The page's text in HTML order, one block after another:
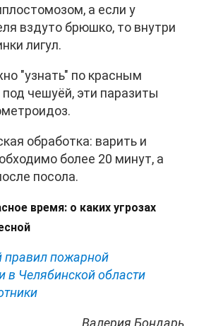
а если у
вздуто брюшко, то внутри
лигул.
"узнать" по красным
чешуёй, эти паразиты
обработка: варить и
более 20 минут, а
посола.
время: о каких угрозах
правил пожарной
в Челябинской области
Валерия Бондарь